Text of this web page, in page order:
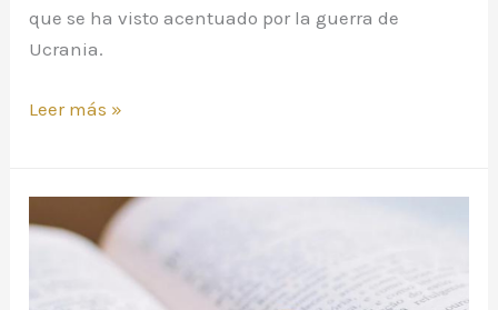
que se ha visto acentuado por la guerra de
Ucrania.
Leer más »
promesa